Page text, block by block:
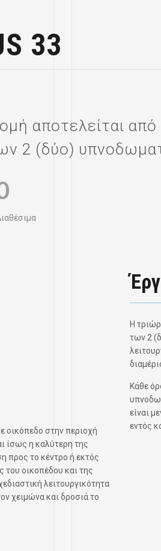
33
αποτελείται από
2 (δύο)
οικόπεδο στην περιοχή
ίσως η καλύτερη της
προς το κέντρο ή εκτός
οικοπέδου και της
λειτουργικότητα
χειμώνα και δροσιά το
Η
των 2
Κάθε
είναι
εντός